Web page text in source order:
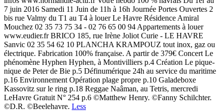
7 juin 2016 Samedi 11 Juin de 11h à 16h Journée Portes Ouvertes 2
bis rue Valmy du T1 au T4 à louer Le Havre Résidence Amiral
Mouchez 02 35 73 75 34 - 02 76 65 00 94 Appartements à louer
www.eudier.fr BRICO 185, rue Irène Joliot Curie - LE HAVRE
Sanvic 02 35 54 62 10 PLANCHA KRAMPOUZ tout inox, gaz ou
électrique. Fabrication 100% française. A partir de 379€ Concert Le
phénomène Hyphen Hyphen, à Montivilliers p.4 Création Le pique-
nique de Peter de Bie p.5 Définumérique 24h au service du maritime
p.16 Environnement Opération plage propre p.10 Galadeboxe
Kassovitz sur le ring p.18 Reggae Naâman, au Tetris, mercredi
LeHavre Gratuit N° 254 p.6 ©Matthew Henry. ©Fanny Schilchter.
©D.R. ©Beelehavre. Less